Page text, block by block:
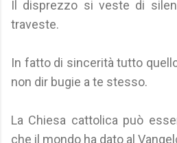
Il disprezzo si veste di
traveste.
In fatto di sincerità tutto
non dir bugie a te stesso.
La Chiesa cattolica può
che il mondo ha dato al